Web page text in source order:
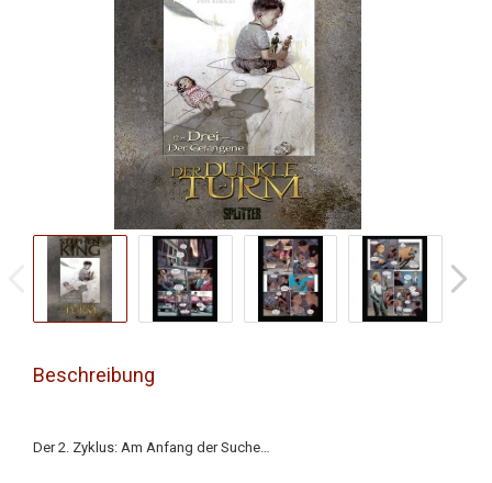
Beschreibung
Der 2. Zyklus: Am Anfang der Suche…